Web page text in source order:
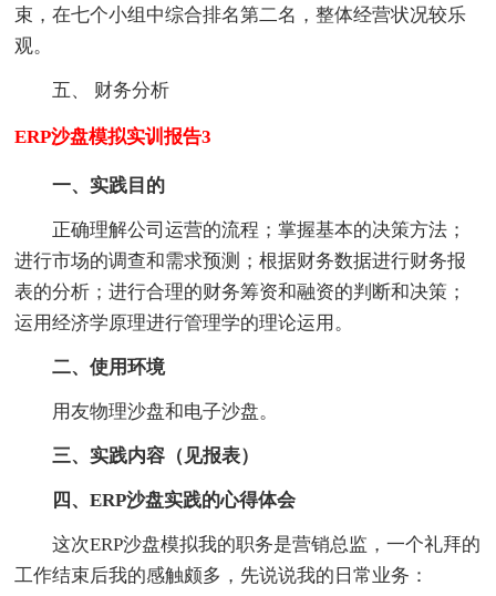
束，在七个小组中综合排名第二名，整体经营状况较乐
观。
五、 财务分析
ERP沙盘模拟实训报告3
一、实践目的
正确理解公司运营的流程；掌握基本的决策方法；
进行市场的调查和需求预测；根据财务数据进行财务报
表的分析；进行合理的财务筹资和融资的判断和决策；
运用经济学原理进行管理学的理论运用。
二、使用环境
用友物理沙盘和电子沙盘。
三、实践内容（见报表）
四、ERP沙盘实践的心得体会
这次ERP沙盘模拟我的职务是营销总监，一个礼拜的
工作结束后我的感触颇多，先说说我的日常业务：